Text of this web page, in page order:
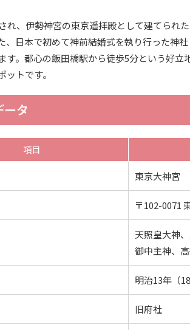
れ、伊勢神宮の東京遥拝殿として建てられ
、日本で初めて神前結婚式を執り行った神
す。都心の飯田橋駅から徒歩5分という好立
ットです。
ータ
項目
東京大神宮
〒102-0071
天照皇大神
御中主神、
明治13年（
旧府社